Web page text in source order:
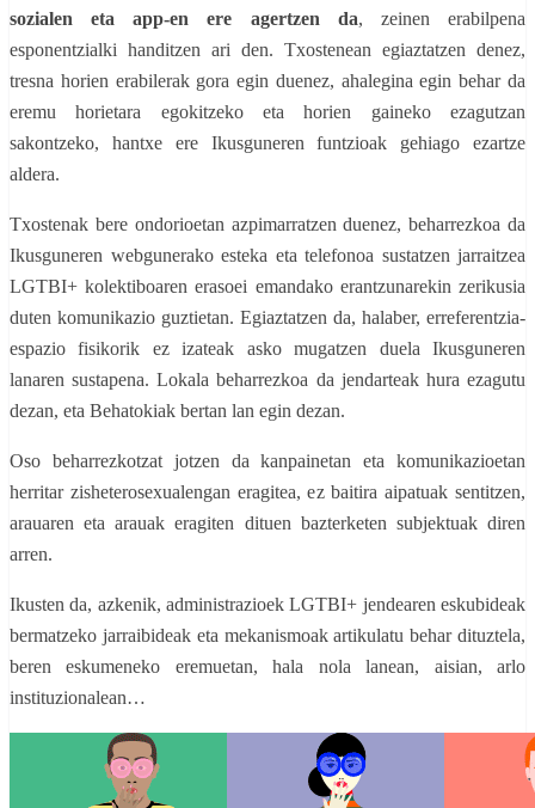
sozialen eta app-en ere agertzen da, zeinen erabilpena
esponentzialki handitzen ari den. Txostenean egiaztatzen denez,
tresna horien erabilerak gora egin duenez, ahalegina egin behar da
eremu horietara egokitzeko eta horien gaineko ezagutzan
sakontzeko, hantxe ere Ikusguneren funtzioak gehiago ezartze
aldera.
Txostenak bere ondorioetan azpimarratzen duenez, beharrezkoa da
Ikusguneren webgunerako esteka eta telefonoa sustatzen jarraitzea
LGTBI+ kolektiboaren erasoei emandako erantzunarekin zerikusia
duten komunikazio guztietan. Egiaztatzen da, halaber, erreferentzia-
espazio fisikorik ez izateak asko mugatzen duela Ikusguneren
lanaren sustapena. Lokala beharrezkoa da jendarteak hura ezagutu
dezan, eta Behatokiak bertan lan egin dezan.
Oso beharrezkotzat jotzen da kanpainetan eta komunikazioetan
herritar zisheterosexualengan eragitea, ez baitira aipatuak sentitzen,
arauaren eta arauak eragiten dituen bazterketen subjektuak diren
arren.
Ikusten da, azkenik, administrazioek LGTBI+ jendearen eskubideak
bermatzeko jarraibideak eta mekanismoak artikulatu behar dituztela,
beren eskumeneko eremuetan, hala nola lanean, aisian, arlo
instituzionalean…